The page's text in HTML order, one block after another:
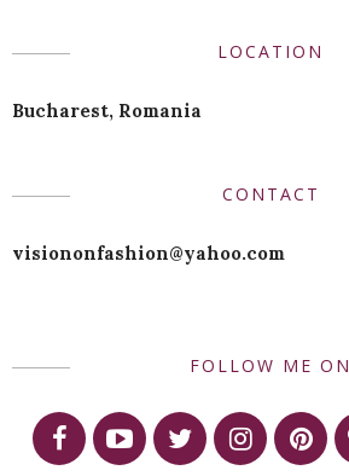
LOCATION
Bucharest, Romania
CONTACT
visiononfashion@yahoo.com
FOLLOW ME ON